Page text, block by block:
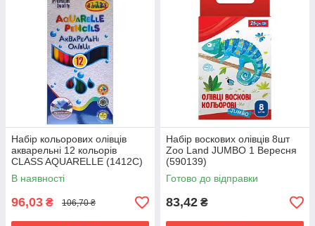
Набір кольорових олівців
акварельні 12 кольорів
CLASS AQUARELLE (1412C)
В наявності
96,03 ₴ 106,70 ₴
Набір воскових олівців 8шт
Zoo Land JUMBO 1 Вересня
(590139)
Готово до відправки
83,42 ₴